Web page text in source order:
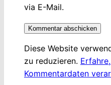
via E-Mail.
Diese Website
zu reduzieren.
Kommentardaten